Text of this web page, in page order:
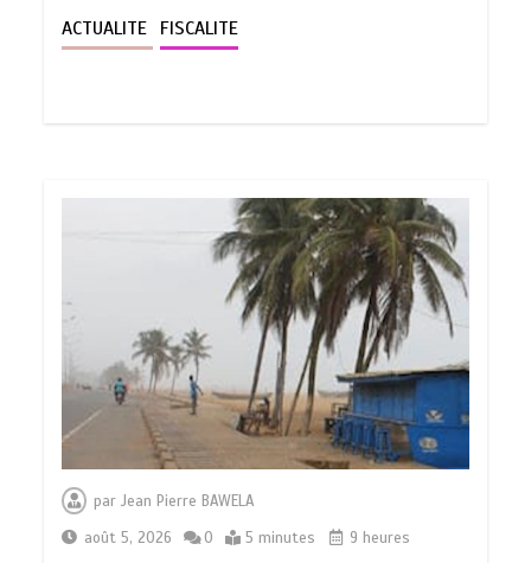
ACTUALITE FISCALITE
parJean Pierre BAWELA
août 5, 2026
0 5 minutes 9 heures